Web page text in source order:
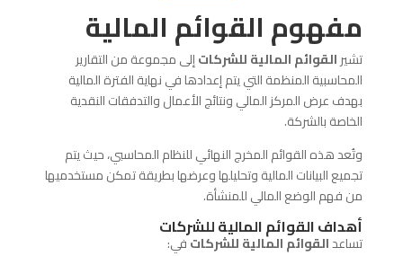
مفهوم القوائم المالية
تشيرالقوائم المالية للشركاتإلى مجموعة من التقارير
المحاسبية المنظمة التي يتم إعدادها في نهاية الفترة المالية
بهدف عرض المركز المالي ونتائج الأعمال والتدفقات النقدية
الخاصة بالشركة.
وتُعد هذه القوائم المخرج النهائي للنظام المحاسبي، حيث يتم
تجميع البيانات المالية وتحليلها وعرضها بطريقة تمكن مستخدميها
من فهم الوضع المالي للمنشأة.
أهداف القوائم المالية للشركات
تساعدالقوائم المالية للشركاتفي: